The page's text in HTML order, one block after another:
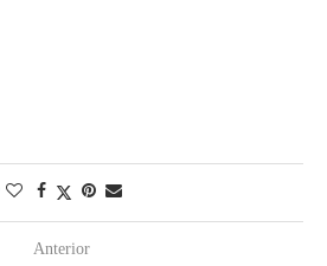
Anterior